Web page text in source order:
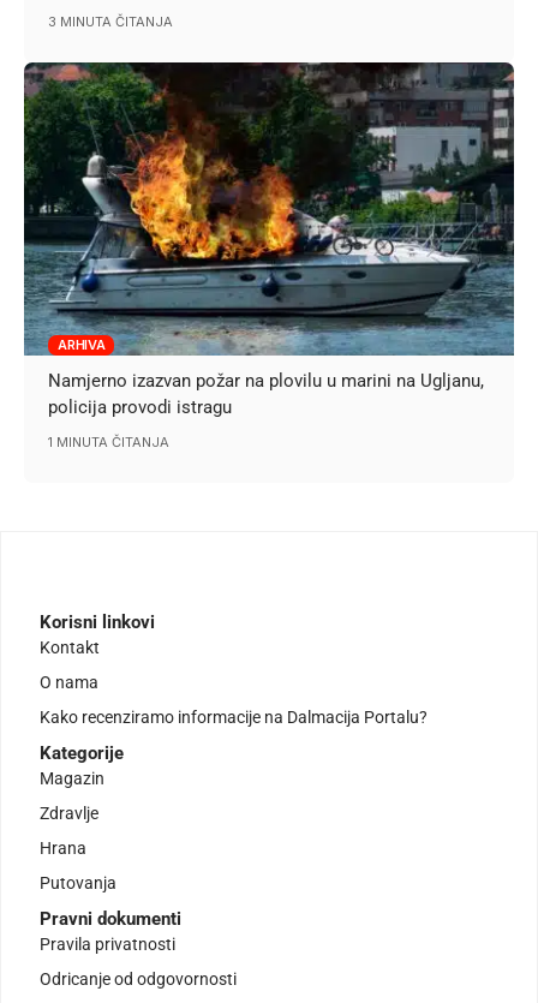
3 MINUTA ČITANJA
ARHIVA
Namjerno izazvan požar na plovilu u marini na Ugljanu,
policija provodi istragu
1 MINUTA ČITANJA
Korisni linkovi
Kontakt
O nama
Kako recenziramo informacije na Dalmacija Portalu?
Kategorije
Magazin
Zdravlje
Hrana
Putovanja
Pravni dokumenti
Pravila privatnosti
Odricanje od odgovornosti